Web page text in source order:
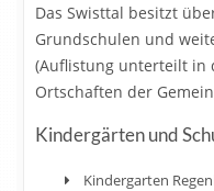
Das Swisttal besitzt
Grundschulen und
(Auflistung unterteilt in
Ortschaften der
Kindergärten und
Kindergarten